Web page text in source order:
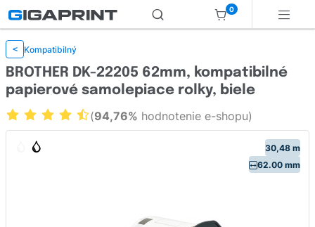
0
< Kompatibilný
30,48 m
62.00 mm
BROTHER DK-22205 62mm, kompatibilné
papierové samolepiace rolky, biele
(94,76% hodnotenie e-shopu)